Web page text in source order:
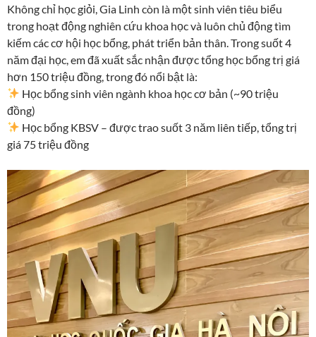
Không chỉ học giỏi, Gia Linh còn là một sinh viên tiêu biểu
trong hoạt động nghiên cứu khoa học và luôn chủ động tìm
kiếm các cơ hội học bổng, phát triển bản thân. Trong suốt 4
năm đại học, em đã xuất sắc nhận được tổng học bổng trị giá
hơn 150 triệu đồng, trong đó nổi bật là:
Học bổng sinh viên ngành khoa học cơ bản (~90 triệu
đồng)
Học bổng KBSV – được trao suốt 3 năm liên tiếp, tổng trị
giá 75 triệu đồng